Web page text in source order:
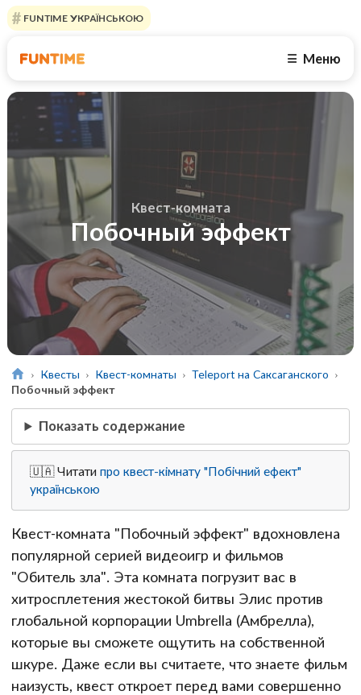
FUNTIME УКРАЇНСЬКОЮ
☰ Меню
Квест-комната
Побочный эффект
Квесты Квест-комнаты
Teleport на Саксаганского
Побочный эффект
Показать содержание
🇺🇦 Читатипро квест-кімнату "Побічний ефект"
українською
Квест-комната "Побочный эффект" вдохновлена
популярной серией видеоигр и фильмов
"Обитель зла". Эта комната погрузит вас в
хитросплетения жестокой битвы Элис против
глобальной корпорации Umbrella (Амбрелла),
которые вы сможете ощутить на собственной
шкуре. Даже если вы считаете, что знаете фильм
наизусть, квест откроет перед вами совершенно